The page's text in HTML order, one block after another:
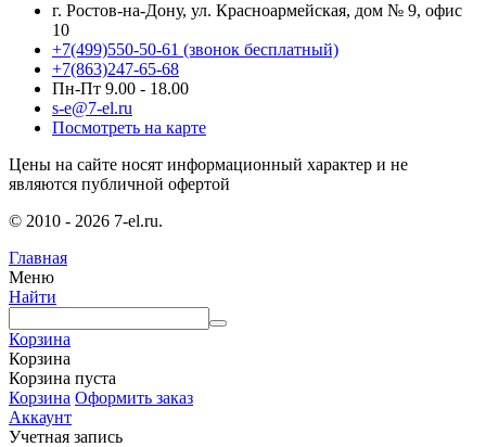
г. Ростов-на-Дону, ул. Красноармейская, дом № 9, офис
10
+7(499)550-50-61 (звонок бесплатный)
+7(863)247-65-68
Пн-Пт 9.00 - 18.00
s-e@7-el.ru
Посмотреть на карте
Цены на сайте носят информационный характер и не
являются публичной офертой
© 2010 - 2026 7-el.ru.
Главная
Меню
Найти
Корзина
Корзина
Корзина пуста
Корзина Оформить заказ
Аккаунт
Учетная запись